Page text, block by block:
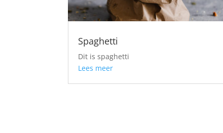
Spaghetti
Dit is spaghetti
Lees meer